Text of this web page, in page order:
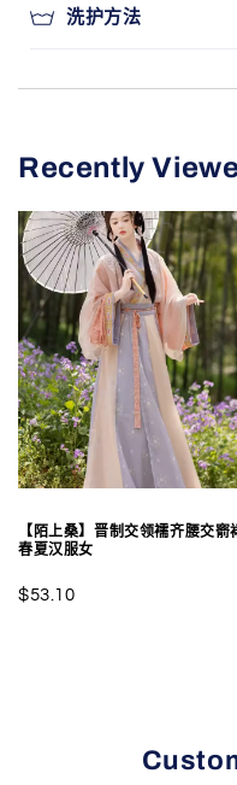
洗护方法
Recently
【陌上桑】晋制交领襦齐腰交窬
春夏汉服女
$53.10